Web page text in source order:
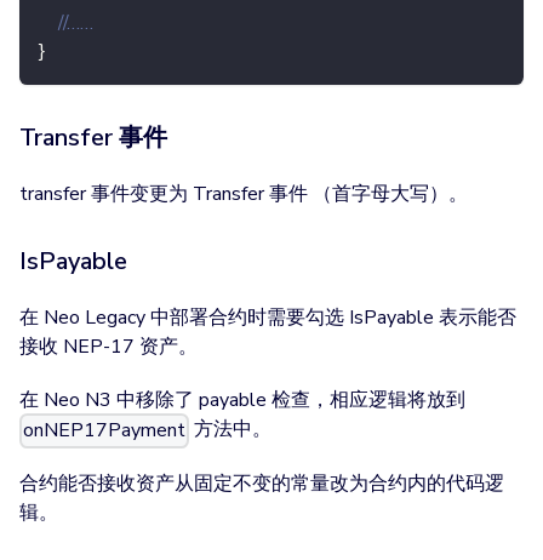
//……
}
Transfer 事件
transfer 事件变更为 Transfer 事件 （首字母大写）。
IsPayable
在 Neo Legacy 中部署合约时需要勾选 IsPayable 表示能否
接收 NEP-17 资产。
在 Neo N3 中移除了 payable 检查，相应逻辑将放到
onNEP17Payment 方法中。
合约能否接收资产从固定不变的常量改为合约内的代码逻
辑。